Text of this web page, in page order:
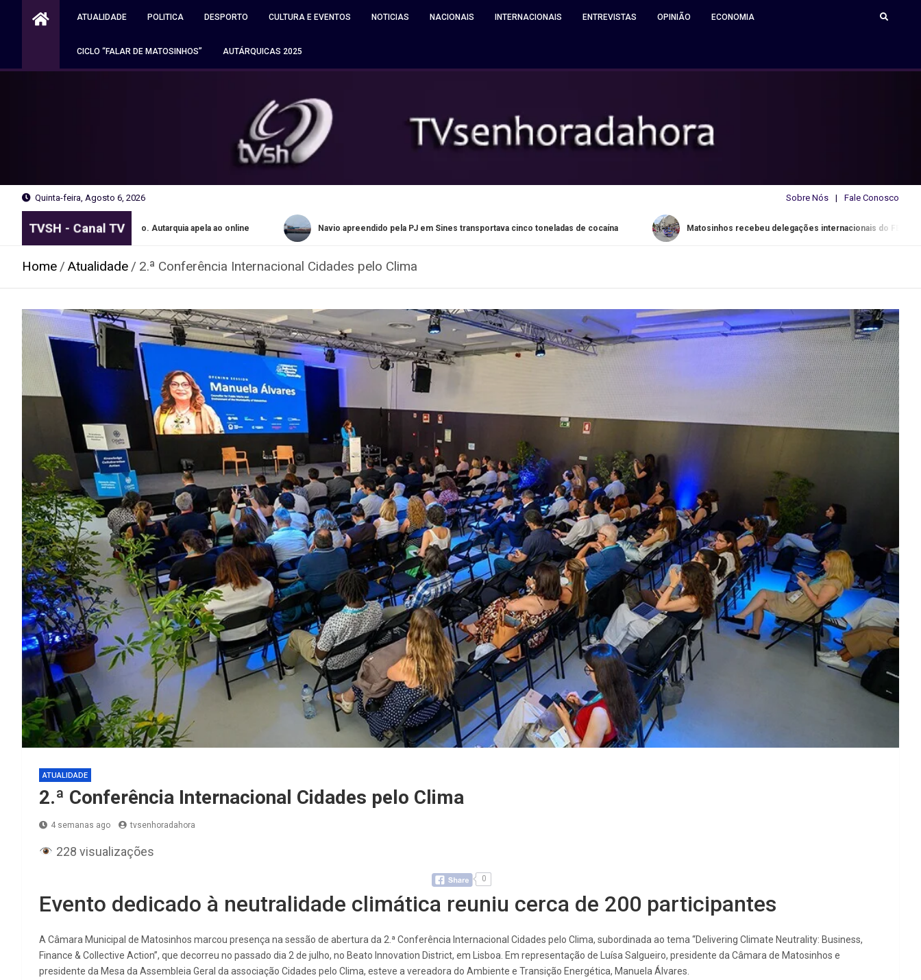
ATUALIDADE POLITICA DESPORTO CULTURA E EVENTOS NOTICIAS NACIONAIS INTERNACIONAIS ENTREVISTAS OPINIÃO ECONOMIA
CICLO “FALAR DE MATOSINHOS” AUTÁRQUICAS 2025
Quinta-feira, Agosto 6, 2026 Sobre Nós Fale Conosco
TVSH - Canal TV
grátis no Porto. Autarquia apela ao online Navio apreendido pela PJ em Sines transportava cinco toneladas de cocaína Matosinhos recebeu delegações internacionais do FESTARTE
Home Atualidade 2.ª Conferência Internacional Cidades pelo Clima
ATUALIDADE
2.ª Conferência Internacional Cidades pelo Clima
4 semanas ago tvsenhoradahora
228 visualizações
0
Evento dedicado à neutralidade climática reuniu cerca de 200 participantes
A Câmara Municipal de Matosinhos marcou presença na sessão de abertura da 2.ª Conferência Internacional Cidades pelo Clima, subordinada ao tema “Delivering Climate Neutrality: Business,
Finance & Collective Action”, que decorreu no passado dia 2 de julho, no Beato Innovation District, em Lisboa. Em representação de Luísa Salgueiro, presidente da Câmara de Matosinhos e
presidente da Mesa da Assembleia Geral da associação Cidades pelo Clima, esteve a vereadora do Ambiente e Transição Energética, Manuela Álvares.